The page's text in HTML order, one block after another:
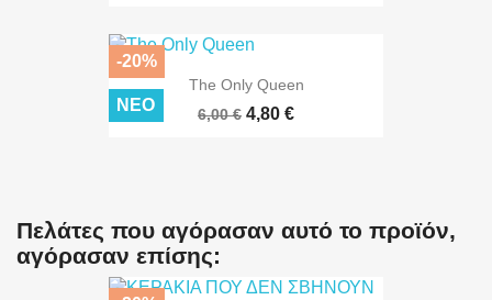
The Only Queen
6,00 € 4,80 €
-20%
ΝΈΟ
Πελάτες που αγόρασαν αυτό το προϊόν,
αγόρασαν επίσης: